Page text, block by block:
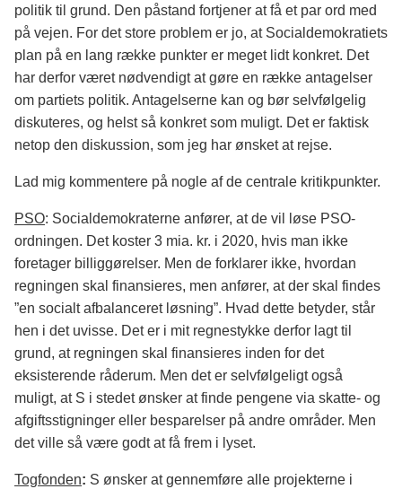
politik til grund. Den påstand fortjener at få et par ord med
på vejen. For det store problem er jo, at Socialdemokratiets
plan på en lang række punkter er meget lidt konkret. Det
har derfor været nødvendigt at gøre en række antagelser
om partiets politik. Antagelserne kan og bør selvfølgelig
diskuteres, og helst så konkret som muligt. Det er faktisk
netop den diskussion, som jeg har ønsket at rejse.
Lad mig kommentere på nogle af de centrale kritikpunkter.
PSO: Socialdemokraterne anfører, at de vil løse PSO-
ordningen. Det koster 3 mia. kr. i 2020, hvis man ikke
foretager billiggørelser. Men de forklarer ikke, hvordan
regningen skal finansieres, men anfører, at der skal findes
”en socialt afbalanceret løsning”. Hvad dette betyder, står
hen i det uvisse. Det er i mit regnestykke derfor lagt til
grund, at regningen skal finansieres inden for det
eksisterende råderum. Men det er selvfølgeligt også
muligt, at S i stedet ønsker at finde pengene via skatte- og
afgiftsstigninger eller besparelser på andre områder. Men
det ville så være godt at få frem i lyset.
Togfonden: S ønsker at gennemføre alle projekterne i